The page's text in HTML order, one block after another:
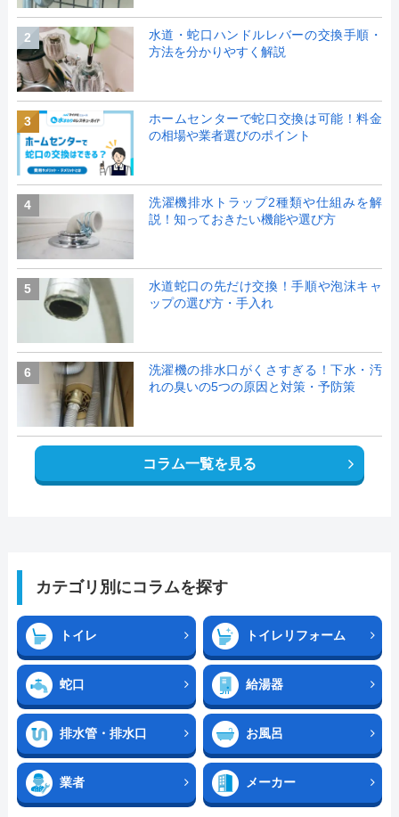
2
水道・蛇口ハンドルレバーの交換手順・
方法を分かりやすく解説
3
ホームセンターで蛇口交換は可能！料金
の相場や業者選びのポイント
4
洗濯機排水トラップ2種類や仕組みを解
説！知っておきたい機能や選び方
5
水道蛇口の先だけ交換！手順や泡沫キャ
ップの選び方・手入れ
6
洗濯機の排水口がくさすぎる！下水・汚
れの臭いの5つの原因と対策・予防策
コラム一覧を見る
カテゴリ別にコラムを探す
トイレ トイレリフォーム
蛇口 給湯器
排水管・排水口 お風呂
業者 メーカー